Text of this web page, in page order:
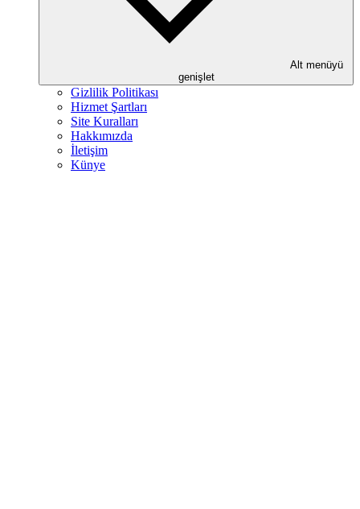
Alt menüyü
genişlet
Gizlilik Politikası
Hizmet Şartları
Site Kuralları
Hakkımızda
İletişim
Künye